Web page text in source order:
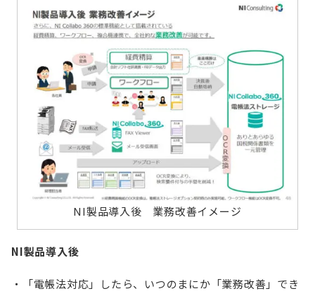
NI製品導入後 業務改善イメージ
NI製品導入後
「電帳法対応」したら、いつのまにか「業務改善」でき